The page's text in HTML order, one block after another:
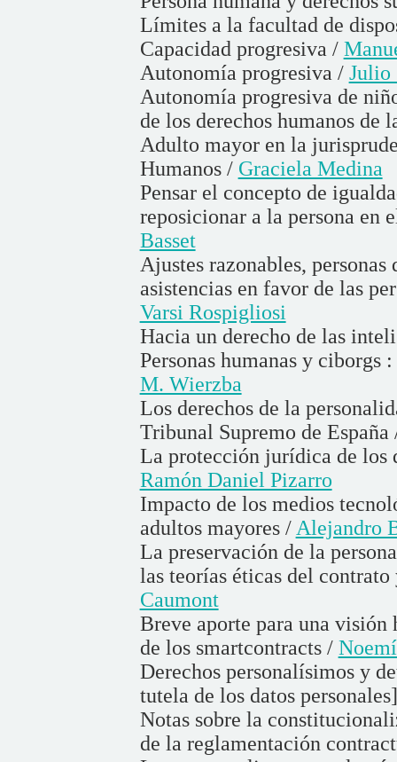
Límites a la facultad de
Capacidad progresiva /
Autonomía progresiva / Julio
Autonomía progresiva de
de los derechos humanos de
Adulto mayor en la
Humanos / Graciela Medina
Pensar el concepto de
reposicionar a la persona en
Basset
Ajustes razonables,
asistencias en favor de las
Varsi Rospigliosi
Hacia un derecho de las
Personas humanas y
M. Wierzba
Los derechos de la
Tribunal Supremo de
La protección jurídica de los
Ramón Daniel Pizarro
Impacto de los medios
adultos mayores / Alejandro
La preservación de la
las teorías éticas del
Caumont
Breve aporte para una visión
de los smartcontracts /
Derechos personalísimos y
tutela de los datos
Notas sobre la
de la reglamentación